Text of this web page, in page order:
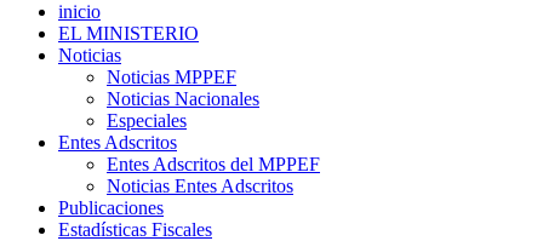
inicio
EL MINISTERIO
Noticias
Noticias MPPEF
Noticias Nacionales
Especiales
Entes Adscritos
Entes Adscritos del MPPEF
Noticias Entes Adscritos
Publicaciones
Estadísticas Fiscales